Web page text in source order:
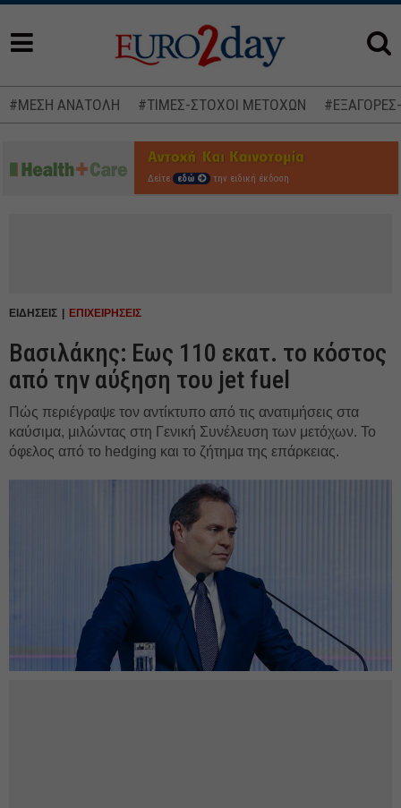
#ΜΕΣΗ ΑΝΑΤΟΛΗ #ΤΙΜΕΣ-ΣΤΟΧΟΙ ΜΕΤΟΧΩΝ
Δείτε εδώ την ειδική έκδοση
ΕΙΔΗΣΕΙΣ ΕΠΙΧΕΙΡΗΣΕΙΣ
Βασιλάκης: Εως 110 εκατ. το κόστος
από την αύξηση του jet fuel
Πώς περιέγραψε τον αντίκτυπο από τις ανατιμήσεις στα
καύσιμα, μιλώντας στη Γενική Συνέλευση των μετόχων. Το
όφελος από το hedging και το ζήτημα της επάρκειας.